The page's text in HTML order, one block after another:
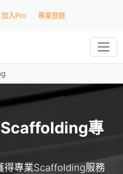
加入Pro 專業登錄
Scaffolding專
得專業Scaffolding服務